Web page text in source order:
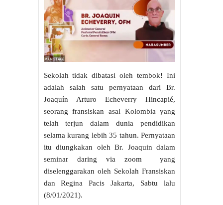
Sekolah tidak dibatasi oleh tembok! Ini
adalah salah satu pernyataan dari Br.
Joaquín Arturo Echeverry Hincapié,
seorang fransiskan asal Kolombia yang
telah terjun dalam dunia pendidikan
selama kurang lebih 35 tahun. Pernyataan
itu diungkakan oleh Br. Joaquin dalam
seminar daring via zoom yang
diselenggarakan oleh Sekolah Fransiskan
dan Regina Pacis Jakarta, Sabtu lalu
(8/01/2021).